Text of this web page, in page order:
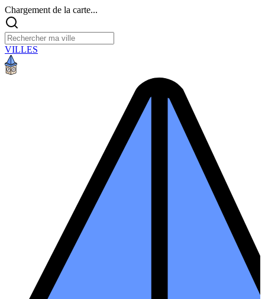
Chargement de la carte...
VILLES